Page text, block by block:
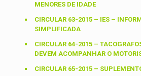
MENORES DE IDADE
CIRCULAR 63-2015 – IES –
SIMPLIFICADA
CIRCULAR 64-2015 –
DEVEM ACOMPANHAR O
CIRCULAR 65-2015 –